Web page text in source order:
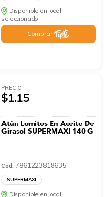
Disponible en local
seleccionado
Comprar
PRECIO
$1.15
Atún Lomitos En Aceite De
Girasol SUPERMAXI 140 G
Cod: 7861223818635
SUPERMAXI
Disponible en local